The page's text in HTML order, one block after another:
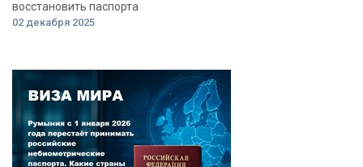
восстановить паспорта
02 декабря 2025